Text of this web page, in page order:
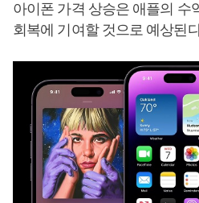
아이폰 가격 상승은 애플의 수
회복에 기여할 것으로 예상된